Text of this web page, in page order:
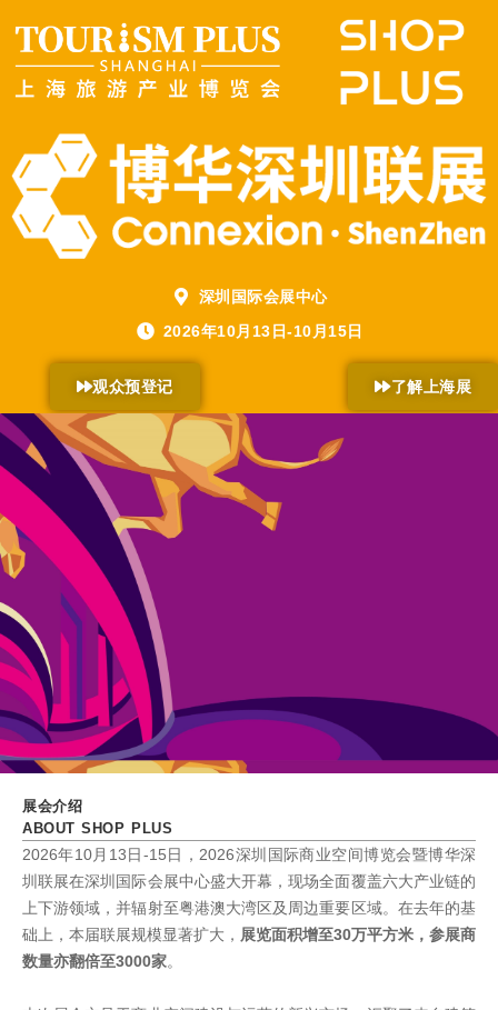
深圳国际会展中心
2026年10月13日-10月15日
观众预登记 了解上海展
展会介绍
ABOUT SHOP PLUS
2026年10月13日-15日，2026深圳国际商业空间博览会暨博华深
圳联展在深圳国际会展中心盛大开幕，现场全面覆盖六大产业链的
上下游领域，并辐射至粤港澳大湾区及周边重要区域。在去年的基
础上，本届联展规模显著扩大， 展览面积增至30万平方米，参展商
数量亦翻倍至3000家。